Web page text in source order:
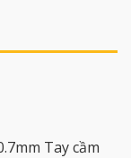
Tay cầm